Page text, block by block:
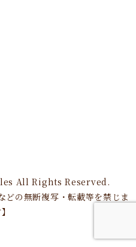
All Rights Reserved.
どの無断複写・転載等を禁じま